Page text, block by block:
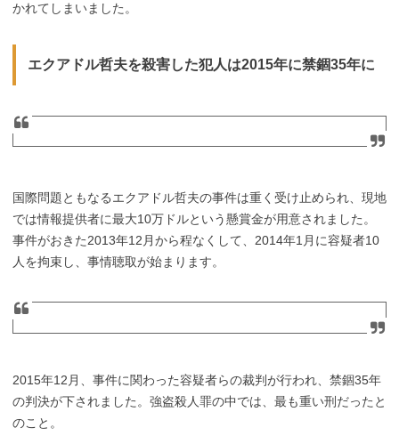
かれてしまいました。
エクアドル哲夫を殺害した犯人は2015年に禁錮35年に
国際問題ともなるエクアドル哲夫の事件は重く受け止められ、現地
では情報提供者に最大10万ドルという懸賞金が用意されました。
事件がおきた2013年12月から程なくして、2014年1月に容疑者10
人を拘束し、事情聴取が始まります。
2015年12月、事件に関わった容疑者らの裁判が行われ、禁錮35年
の判決が下されました。強盗殺人罪の中では、最も重い刑だったと
のこと。